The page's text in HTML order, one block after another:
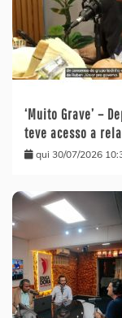
‘Muito Grave’ –
teve acesso a
qui 30/07/2026